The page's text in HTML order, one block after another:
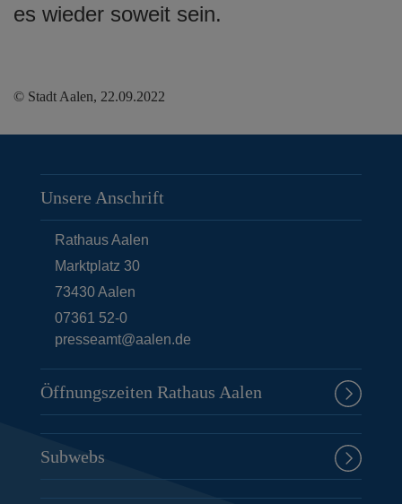
es wieder soweit sein.
© Stadt Aalen, 22.09.2022
Unsere Anschrift
Rathaus Aalen
Marktplatz 30
73430Aalen
07361 52-0
presseamt@aalen.de
Öffnungszeiten Rathaus Aalen
Subwebs